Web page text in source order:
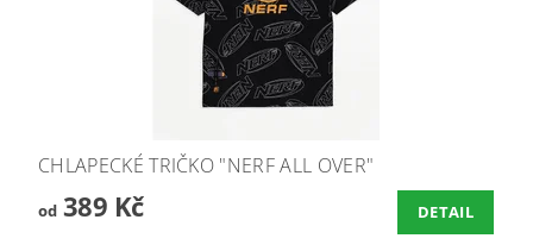
CHLAPECKÉ TRIČKO "NERF ALL OVER"
od389 Kč DETAIL